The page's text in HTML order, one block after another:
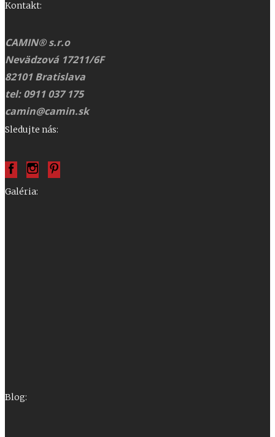
Kontakt:
CAMIN® s.r.o
Nevädzová 17211/6F
82101 Bratislava
tel: 0911 037 175
camin@camin.sk
Sledujte nás:
Galéria:
Blog: